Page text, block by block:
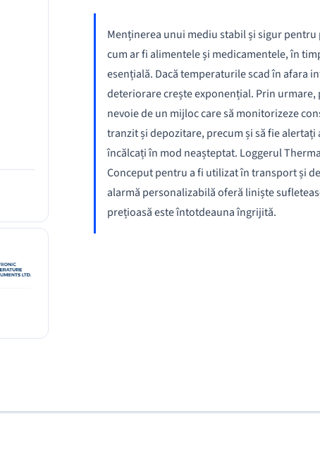
Menținerea unui mediu stabil și sigur
cum ar fi alimentele și medicamentele, în
esențială. Dacă temperaturile scad în afara
deteriorare crește exponențial. Prin
nevoie de un mijloc care să monitorizeze
tranzit și depozitare, precum și să fie
încălcați în mod neașteptat. Loggerul
Conceput pentru a fi utilizat în transport și
alarmă personalizabilă oferă liniște
prețioasă este întotdeauna îngrijită.